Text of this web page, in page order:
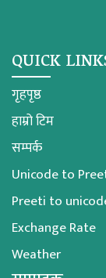
QUICK
गृहपृष्ठ
हाम्रो टिम
सम्पर्क
Unicode to
Preeti to
Exchange Rate
Weather